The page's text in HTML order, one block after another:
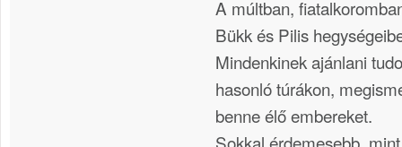
A múltban,
Bükk és Pilis
Mindenkinek ajánlani
hasonló túrákon,
benne élő embereket.
Sokkal érdemesebb,